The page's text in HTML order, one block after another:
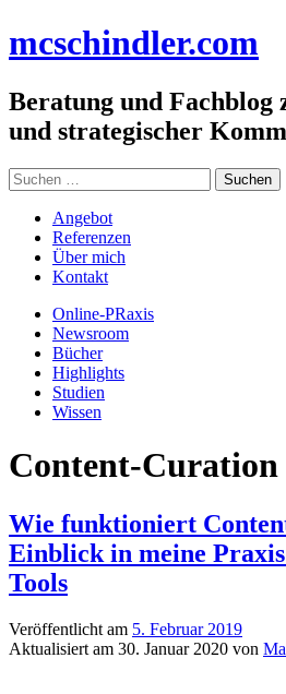
Inhalt
mcschindler.com
Beratung und Fachblog
und strategischer
Suchen
nach:
Angebot
Referenzen
Über mich
Kontakt
Online-PRaxis
Newsroom
Bücher
Highlights
Studien
Wissen
Content-Curation
Wie funktioniert
Einblick in meine
Tools
Veröffentlicht am 5. Februar 2019
Aktualisiert am 30. Januar 2020 von